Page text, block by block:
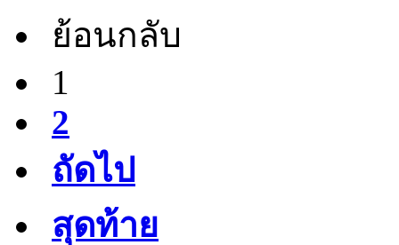
ย้อนกลับ
1
2
ถัดไป
สุดท้าย